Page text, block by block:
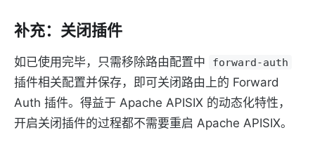
补充：关闭插件
如已使用完毕，只需移除路由配置中 forward-auth
插件相关配置并保存，即可关闭路由上的 Forward
Auth 插件。得益于 Apache APISIX 的动态化特性，
开启关闭插件的过程都不需要重启 Apache APISIX。